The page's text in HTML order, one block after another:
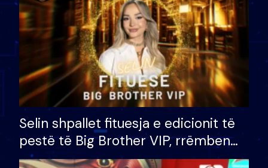
Selin shpallet fituesja e edicionit të
pestë të Big Brother VIP, rrëmben
çmimin e madh prej 100 mijë eurosh